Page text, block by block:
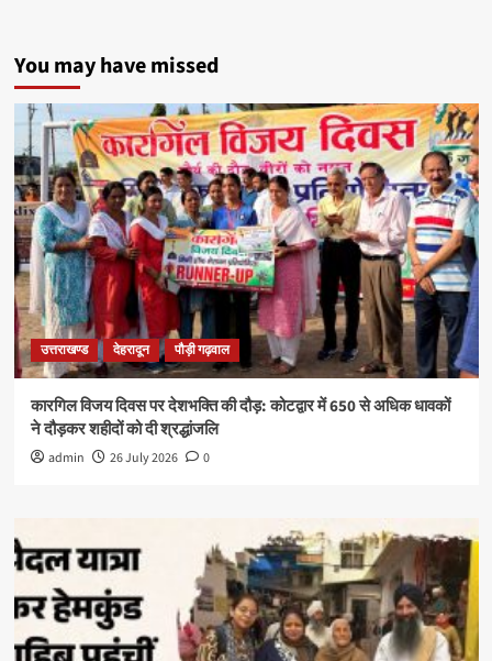
You may have missed
उत्तराखण्ड देहरादून पौड़ी गढ़वाल
कारगिल विजय दिवस पर देशभक्ति की दौड़: कोटद्वार में 650 से अधिक धावकों
ने दौड़कर शहीदों को दी श्रद्धांजलि
admin 26 July 2026 0